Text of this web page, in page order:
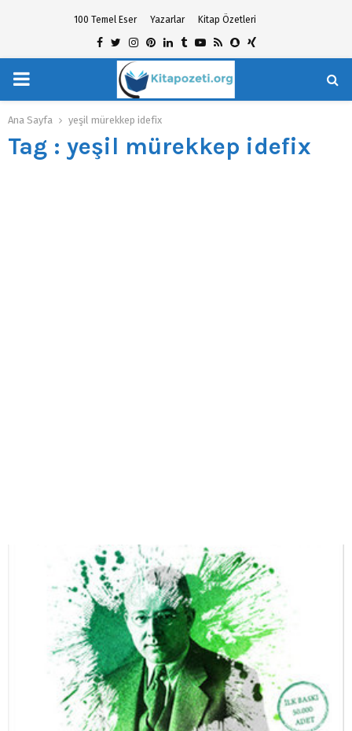
100 Temel Eser Yazarlar Kitap Özetleri
Facebook
TwitterInstagram
Pinterest
Linkedin
TumblrYoutube
RssSnapchat
Xing
PRIMARY
MENU
Ana Sayfa yeşil mürekkep idefix
Tag : yeşil mürekkep idefix